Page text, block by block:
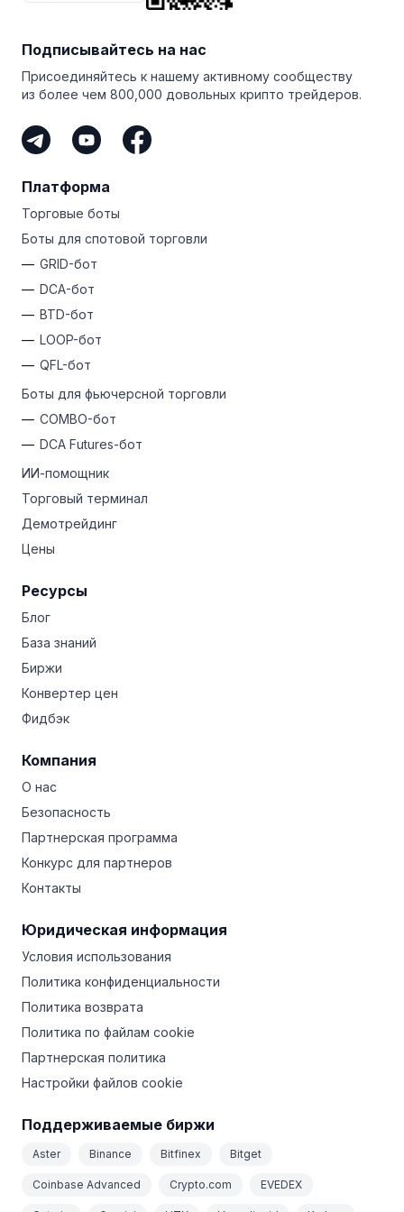
версией и протестировать передовой GRID-бот!
торговый опыт!
зарегистрируйтесьна Bitsgap прямо сейчас!
с тонкостями фьючерсного рынка и связанными
с ним торговыми рисками.
Подписывайтесь на нас
Присоединяйтесь к нашему активному сообществу
из более чем 800,000 довольных крипто трейдеров.
Платформа
Торговые боты
Боты для спотовой торговли
GRID-бот
DCA-бот
BTD-бот
LOOP-бот
QFL-бот
Боты для фьючерсной торговли
COMBO-бот
DCA Futures-бот
ИИ-помощник
Торговый терминал
Демотрейдинг
Цены
Ресурсы
Блог
База знаний
Биржи
Конвертер цен
Фидбэк
Компания
О нас
Безопасность
Партнерская программа
Конкурс для партнеров
Контакты
Юридическая информация
Условия использования
Политика конфиденциальности
Политика возврата
Политика по файлам cookie
Партнерская политика
Настройки файлов cookie
Поддерживаемые биржи
Aster Binance Bitfinex Bitget
Coinbase Advanced Crypto.com EVEDEX